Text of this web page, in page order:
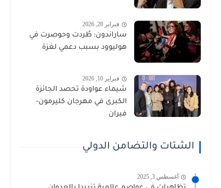
فبراير 28, 2026
ساراندون: طُردت وحوصرت في
هوليوود بسبب دعمي لغزة
فبراير 10, 2026
شيماء عواودة تحصد الجائزة
الكبرى في مهرجان كليرمون-
فيران
الشتات والتضامن الدولي
أغسطس 3, 2025